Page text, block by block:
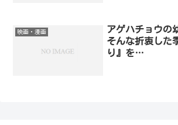
映画・漫画
アゲハチョウの
そんな折衷した
り』を…